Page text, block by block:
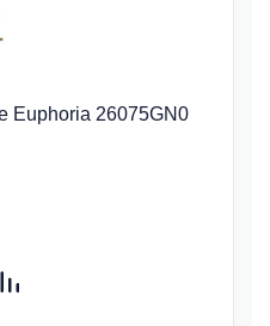
Euphoria 26075GN0